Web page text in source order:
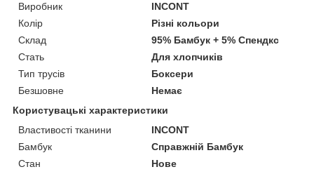
Виробник
INCONT
Колір
Різні кольори
Склад
95% Бамбук + 5% Спендкс
Стать
Для хлопчиків
Тип трусів
Боксери
Безшовне
Немає
Користувацькі характеристики
Властивості тканини
INCONT
Бамбук
Справжній Бамбук
Стан
Нове